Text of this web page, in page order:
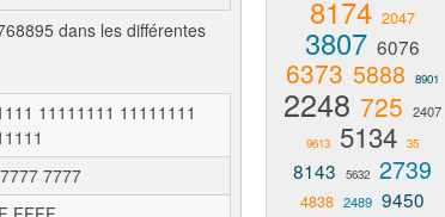
dans les différentes
11111111 11111111
7777
8174 2047
3807 6076
6373 5888 8901
2248 725 2407
9613 5134 35
8143 5632 2739
4838 2489 9450